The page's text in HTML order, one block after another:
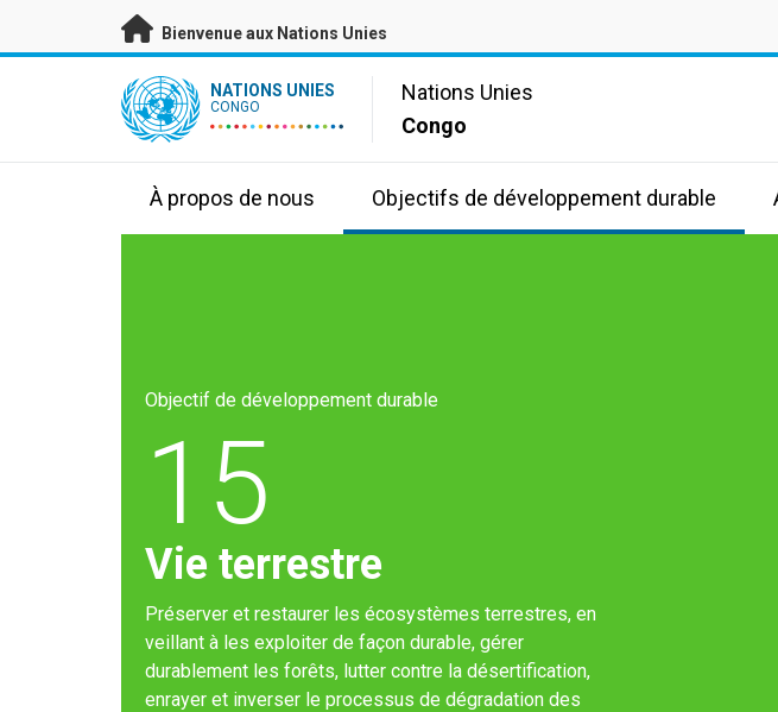
Passer au contenu principal
Bienvenue aux Nations Unies
UN Logo NATIONS UNIES
CONGO
Nations Unies
Congo
À propos de nous Objectifs de développement durable
Objectif de développement durable
15
Vie terrestre
Préserver et restaurer les écosystèmes terrestres, en
veillant à les exploiter de façon durable, gérer
durablement les forêts, lutter contre la désertification,
enrayer et inverser le processus de dégradation des